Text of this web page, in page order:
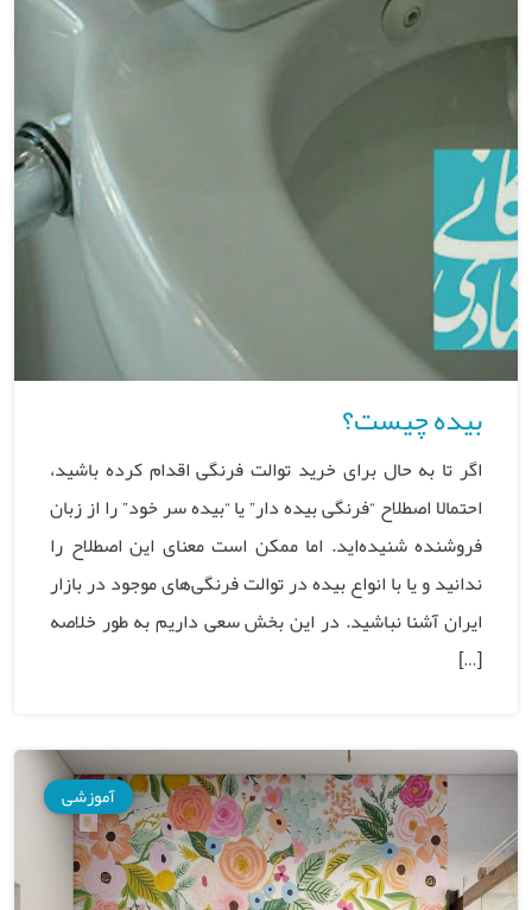
بیده چیست؟
اگر تا به حال برای خرید توالت فرنگی اقدام کرده باشید،
احتمالا اصطلاح “فرنگی بیده دار” یا “بیده سر خود” را از زبان
فروشنده شنیده‌اید. اما ممکن است معنای این اصطلاح را
ندانید و یا با انواع بیده در توالت‌ فرنگی‌های موجود در بازار
ایران آشنا نباشید. در این بخش سعی داریم به طور خلاصه
[…]
آموزشی